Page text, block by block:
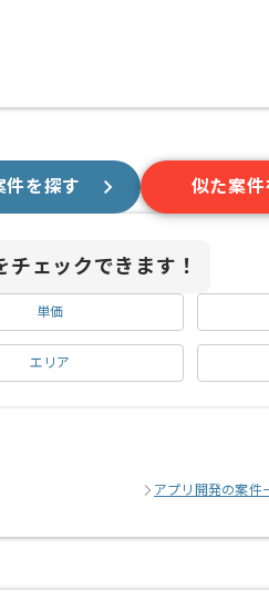
件を探す 似た案件
ェックできます！
単価
エリア
アプリ開発の案件